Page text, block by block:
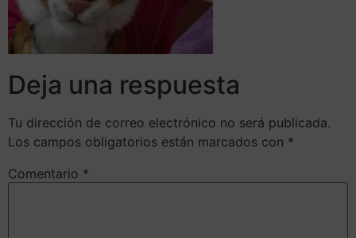
Deja una respuesta
Tu dirección de correo electrónico no será publicada.
Los campos obligatorios están marcados con *
Comentario *